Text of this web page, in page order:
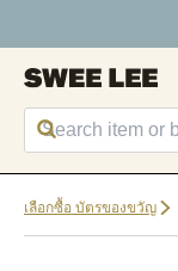
เลือกซื้อ บัตรของขวัญ